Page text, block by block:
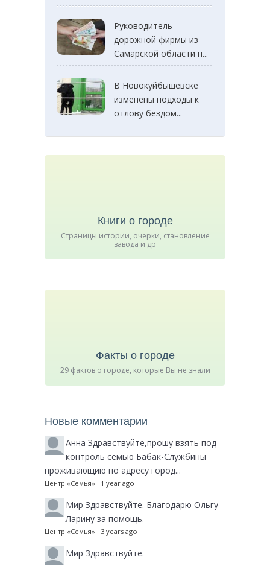
Руководитель
дорожной фирмы из
Самарской области п...
В Новокуйбышевске
изменены подходы к
отлову бездом...
Книги о городе
Страницы истории, очерки, становление
завода и др
Факты о городе
29 фактов о городе, которые Вы не знали
Новые комментарии
Анна Здравствуйте,прошу взять под
контроль семью Бабак-Службины
проживающию по адресу город...
Центр «Семья» · 1 year ago
Мир Здравствуйте. Благодарю Ольгу
Ларину за помощь.
Центр «Семья» · 3 years ago
Мир Здравствуйте.